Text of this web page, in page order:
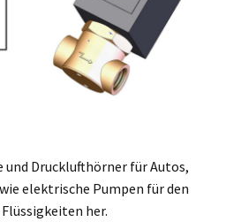
Drucklufthörner für Autos,
elektrische Pumpen für den
her.